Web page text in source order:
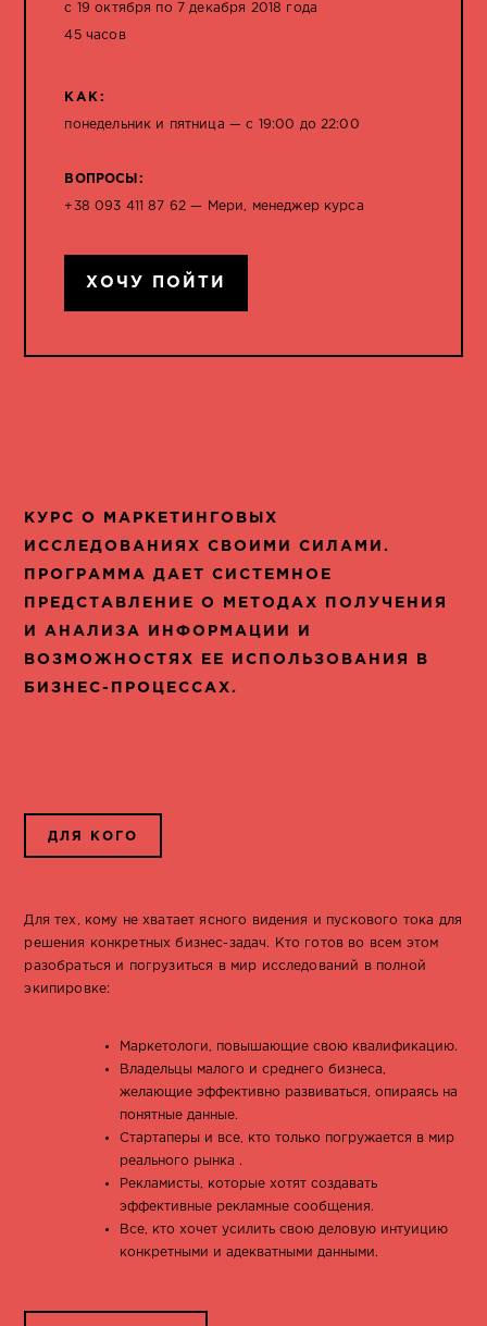
с 19 октября по 7 декабря 2018 года
45 часов
КАК:
понедельник и пятница — с 19:00 до 22:00
ВОПРОСЫ:
+38 093 411 87 62 — Мери, менеджер курса
ХОЧУ ПОЙТИ
КУРС О МАРКЕТИНГОВЫХ
ИССЛЕДОВАНИЯХ СВОИМИ СИЛАМИ.
ПРОГРАММА ДАЕТ СИСТЕМНОЕ
ПРЕДСТАВЛЕНИЕ О МЕТОДАХ ПОЛУЧЕНИЯ
И АНАЛИЗА ИНФОРМАЦИИ И
ВОЗМОЖНОСТЯХ ЕЕ ИСПОЛЬЗОВАНИЯ В
БИЗНЕС-ПРОЦЕССАХ.
ДЛЯ КОГО
Для тех, кому не хватает ясного видения и пускового тока для
решения конкретных бизнес-задач. Кто готов во всем этом
разобраться и погрузиться в мир исследований в полной
экипировке:
Маркетологи, повышающие свою квалификацию.
Владельцы малого и среднего бизнеса,
желающие эффективно развиваться, опираясь на
понятные данные.
Стартаперы и все, кто только погружается в мир
реального рынка .
Рекламисты, которые хотят создавать
эффективные рекламные сообщения.
Все, кто хочет усилить свою деловую интуицию
конкретными и адекватными данными.